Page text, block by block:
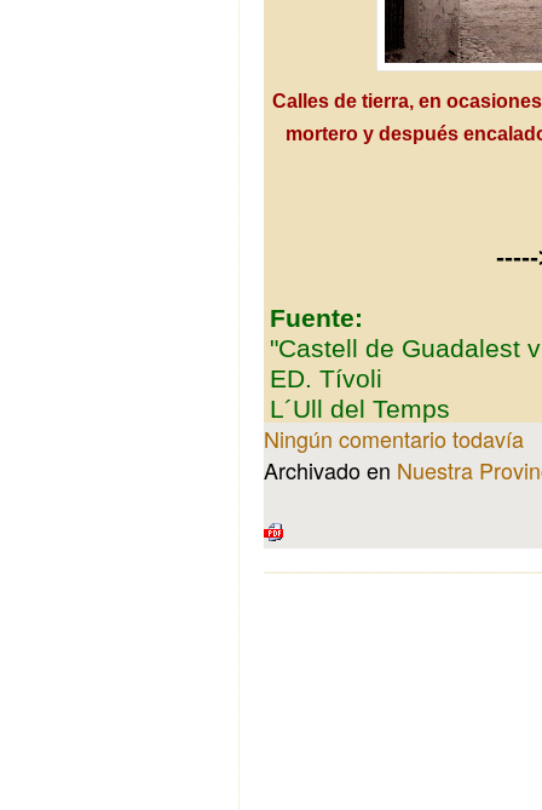
Calles de tierra, en
mortero y después
Fuente:
"Castell de Guadalest
ED. Tívoli
L´Ull del Temps
Ningún comentario todavía
Archivado en Nuestra